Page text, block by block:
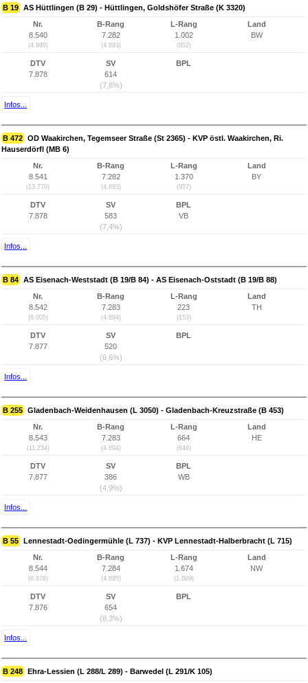
B 19 AS Hüttlingen (B 29) - Hüttlingen, Goldshöfer Straße (K 3320)
Nr.
8.540
(4.989)
B-Rang
7.282
(4.893)
L-Rang
1.002
(852)
Land
BW
DTV
7.878
SV
614
(7,8%)
BPL
Infos...
B 472 OD Waakirchen, Tegemseer Straße (St 2365) - KVP östl. Waakirchen, Ri.
Hauserdörfl (MB 6)
Nr.
8.541
(13.770)
B-Rang
7.282
(4.893)
L-Rang
1.370
(957)
Land
BY
DTV
7.878
SV
583
(7,4%)
BPL
VB
Infos...
B 84 AS Eisenach-Weststadt (B 19/B 84) - AS Eisenach-Oststadt (B 19/B 88)
Nr.
8.542
(8.005)
B-Rang
7.283
(4.894)
L-Rang
223
(153)
Land
TH
DTV
7.877
SV
520
(6,6%)
BPL
Infos...
B 255 Gladenbach-Weidenhausen (L 3050) - Gladenbach-Kreuzstraße (B 453)
Nr.
8.543
(11.234)
B-Rang
7.283
(4.894)
L-Rang
664
(648)
Land
HE
DTV
7.877
SV
386
(4,9%)
BPL
WB
Infos...
B 55 Lennestadt-Oedingermühle (L 737) - KVP Lennestadt-Halberbracht (L 715)
Nr.
8.544
(6.876)
B-Rang
7.284
(4.895)
L-Rang
1.674
(1.089)
Land
NW
DTV
7.876
SV
654
(8,3%)
BPL
Infos...
B 248 Ehra-Lessien (L 288/L 289) - Barwedel (L 291/K 105)